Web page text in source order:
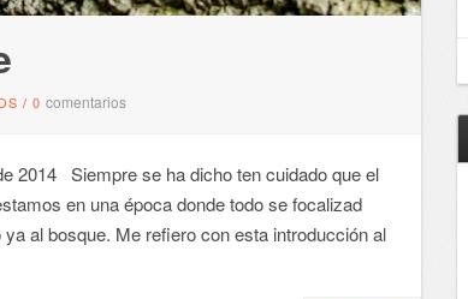
/ 0 comentarios
2014 Siempre se ha dicho ten cuidado que el
en una época donde todo se focalizad
al bosque. Me refiero con esta introducción al